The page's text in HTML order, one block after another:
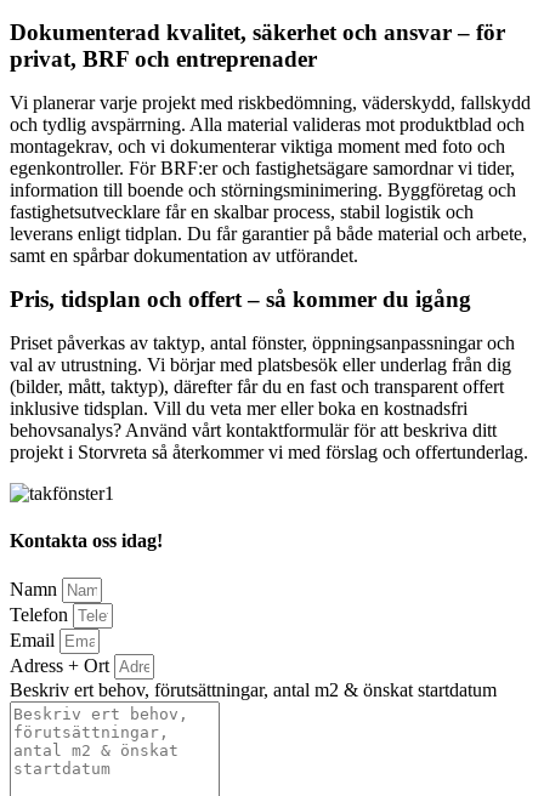
Dokumenterad kvalitet, säkerhet och ansvar – för
privat, BRF och entreprenader
Vi planerar varje projekt med riskbedömning, väderskydd, fallskydd
och tydlig avspärrning. Alla material valideras mot produktblad och
montagekrav, och vi dokumenterar viktiga moment med foto och
egenkontroller. För BRF:er och fastighetsägare samordnar vi tider,
information till boende och störningsminimering. Byggföretag och
fastighetsutvecklare får en skalbar process, stabil logistik och
leverans enligt tidplan. Du får garantier på både material och arbete,
samt en spårbar dokumentation av utförandet.
Pris, tidsplan och offert – så kommer du igång
Priset påverkas av taktyp, antal fönster, öppningsanpassningar och
val av utrustning. Vi börjar med platsbesök eller underlag från dig
(bilder, mått, taktyp), därefter får du en fast och transparent offert
inklusive tidsplan. Vill du veta mer eller boka en kostnadsfri
behovsanalys? Använd vårt kontaktformulär för att beskriva ditt
projekt i Storvreta så återkommer vi med förslag och offertunderlag.
Kontakta oss idag!
Namn
Telefon
Email
Adress + Ort
Beskriv ert behov, förutsättningar, antal m2 & önskat startdatum